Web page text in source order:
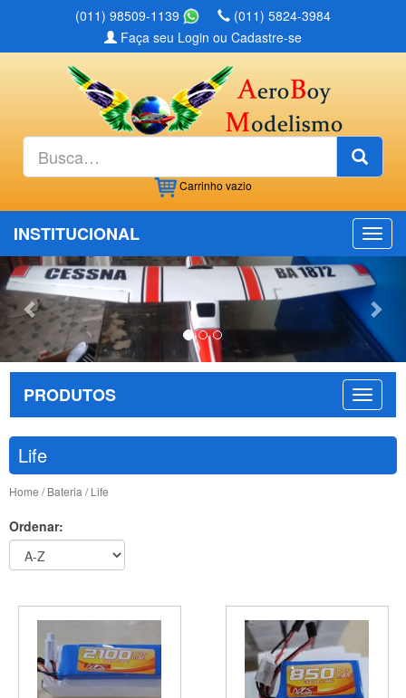
(011) 98509-1139
(011) 5824-3984
Faça seu Login ou Cadastre-se
Carrinho vazio
INSTITUCIONAL
Previous
PRODUTOS
Life
Home /Bateria / Life
Ordenar: